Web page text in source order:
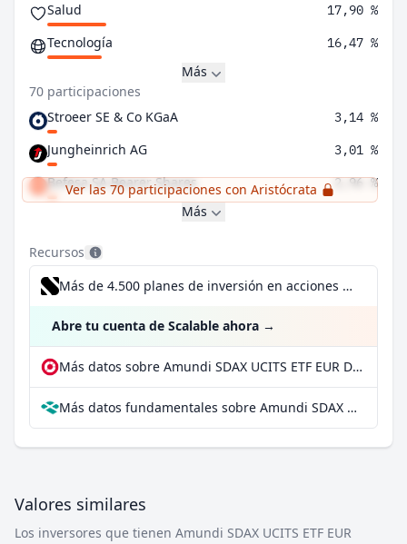
Salud 17,90 %
Tecnología 16,47 %
Más
70 participaciones
Stroeer SE & Co KGaA
3,14 %
Jungheinrich AG 3,01 %
Befesa SA Bearer Shares 2,96 %
Ver las 70 participaciones con Aristócrata
Más
Recursos
Más de 4.500 planes de inversión en acciones desde 1 €
Abre tu cuenta de Scalable ahora →
Más datos sobre Amundi SDAX UCITS ETF EUR Distributing en extraETF
Más datos fundamentales sobre Amundi SDAX UCITS ETF EUR Distributing en Parqet
Valores similares
Los inversores que tienen Amundi SDAX UCITS ETF EUR